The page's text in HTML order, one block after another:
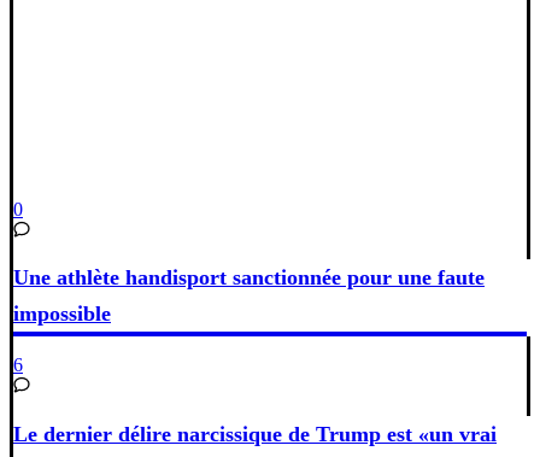
0
Une athlète handisport sanctionnée pour une faute
impossible
6
Le dernier délire narcissique de Trump est «un vrai